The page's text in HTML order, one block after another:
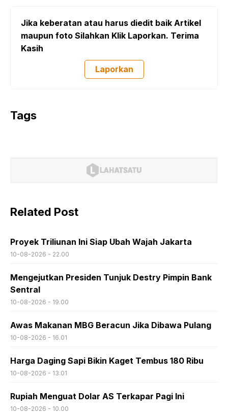
Jika keberatan atau harus diedit baik Artikel
maupun foto Silahkan Klik Laporkan. Terima
Kasih
Laporkan
Tags
Related Post
Proyek Triliunan Ini Siap Ubah Wajah Jakarta
10-08-2026 - 22.00
Mengejutkan Presiden Tunjuk Destry Pimpin Bank
Sentral
10-08-2026 - 19.00
Awas Makanan MBG Beracun Jika Dibawa Pulang
10-08-2026 - 16.01
Harga Daging Sapi Bikin Kaget Tembus 180 Ribu
10-08-2026 - 13.01
Rupiah Menguat Dolar AS Terkapar Pagi Ini
10-08-2026 - 10.00